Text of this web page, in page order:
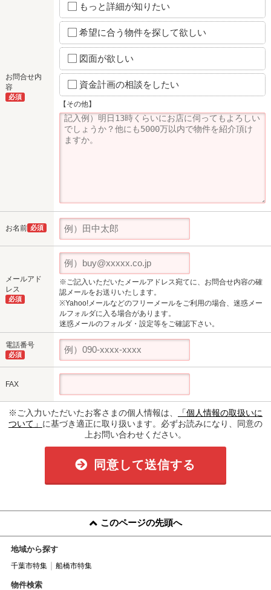
お問合せ内
容
必須
もっと詳細が知りたい
希望に合う物件を探して欲しい
図面が欲しい
資金計画の相談をしたい
【その他】
お名前 必須
メールアド
レス
必須
※ご記入いただいたメールアドレス宛てに、お問合せ内容の確
認メールをお送りいたします。
※Yahoo!メールなどのフリーメールをご利用の場合、迷惑メー
ルフォルダに入る場合があります。
迷惑メールのフォルダ・設定等をご確認下さい。
電話番号
必須
FAX
※ご入力いただいたお客さまの個人情報は、
「個人情報の取扱いに
ついて」 に基づき適正に取り扱います。必ずお読みになり、同意の
上お問い合わせください。
同意して送信する
このページの先頭へ
地域から探す
千葉市特集 船橋市特集
物件検索